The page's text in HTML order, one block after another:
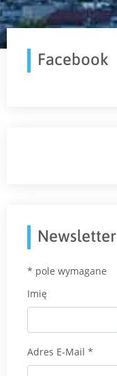
Facebook
Newsletter
* pole wymagane
Imię
Adres E-Mail *